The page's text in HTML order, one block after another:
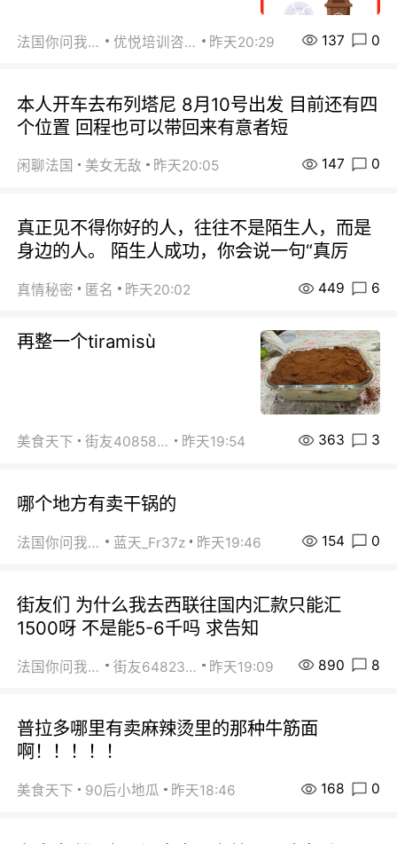
法国你问我答 优悦培训咨询 昨天20:29 137 0
本人开车去布列塔尼 8月10号出发 目前还有四
个位置 回程也可以带回来有意者短
闲聊法国 美女无敌 昨天20:05 147 0
真正见不得你好的人，往往不是陌生人，而是
身边的人。 陌生人成功，你会说一句“真厉
真情秘密 匿名 昨天20:02 449 6
再整一个tiramisù
美食天下 街友40858442 昨天19:54 363 3
哪个地方有卖干锅的
法国你问我答 蓝天_Fr37z 昨天19:46 154 0
街友们 为什么我去西联往国内汇款只能汇
1500呀 不是能5-6千吗 求告知
法国你问我答 街友64823891 昨天19:09 890 8
普拉多哪里有卖麻辣烫里的那种牛筋面
啊！！！！！
美食天下 90后小地瓜 昨天18:46 168 0